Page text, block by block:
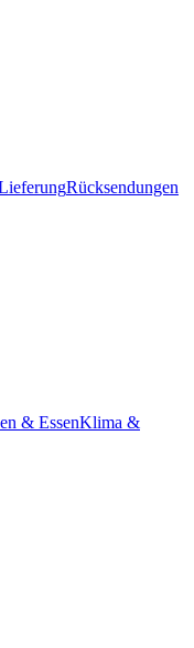
Rücksendungen
& EssenKlima &